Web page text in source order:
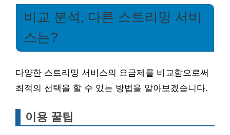
비교 분석, 다른 스트리밍 서비
스는?
다양한 스트리밍 서비스의 요금제를 비교함으로써
최적의 선택을 할 수 있는 방법을 알아보겠습니다.
이용 꿀팁